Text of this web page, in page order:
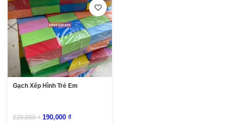
Gạch Xếp Hình Trẻ Em
220,000₫ 190,000 ₫